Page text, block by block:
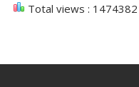
Total views : 1474382